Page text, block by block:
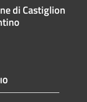
di Castiglion